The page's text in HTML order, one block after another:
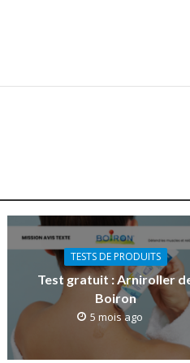
TESTS DE PRODUITS
Test gratuit : Arniroller
Boiron
5 mois ago